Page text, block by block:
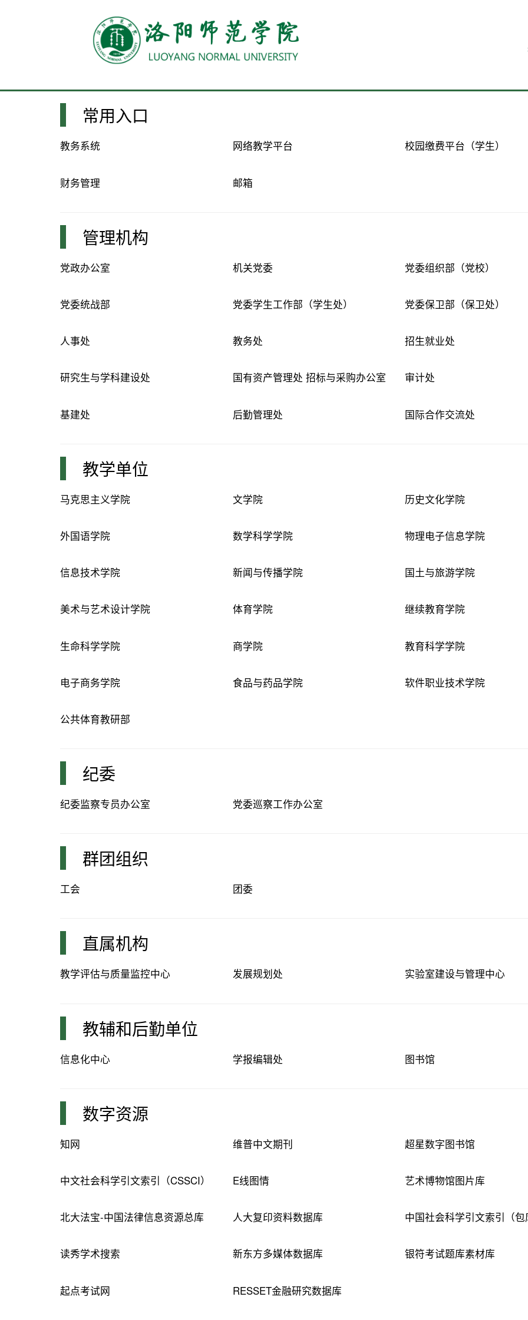
常用入口
教务系统 网络教学平台 校园缴费平台（学生）
财务管理 邮箱
管理机构
党政办公室 机关党委 党委组织部（党校）
党委统战部 党委学生工作部（学生处） 党委保卫部（保卫处）
人事处 教务处 招生就业处
研究生与学科建设处 国有资产管理处 招标与采购办公室 审计处
基建处 后勤管理处 国际合作交流处
教学单位
马克思主义学院 文学院 历史文化学院
外国语学院 数学科学学院 物理电子信息学院
信息技术学院 新闻与传播学院 国土与旅游学院
美术与艺术设计学院 体育学院 继续教育学院
生命科学学院 商学院 教育科学学院
电子商务学院 食品与药品学院 软件职业技术学院
公共体育教研部
纪委
纪委监察专员办公室 党委巡察工作办公室
群团组织
工会 团委
直属机构
教学评估与质量监控中心 发展规划处 实验室建设与管理中心
教辅和后勤单位
信息化中心 学报编辑处 图书馆
数字资源
知网 维普中文期刊 超星数字图书馆
中文社会科学引文索引（CSSCI） E线图情 艺术博物馆图片库
北大法宝-中国法律信息资源总库 人大复印资料数据库 中国社会科学引文索引（包
读秀学术搜索 新东方多媒体数据库 银符考试题库素材库
起点考试网 RESSET金融研究数据库